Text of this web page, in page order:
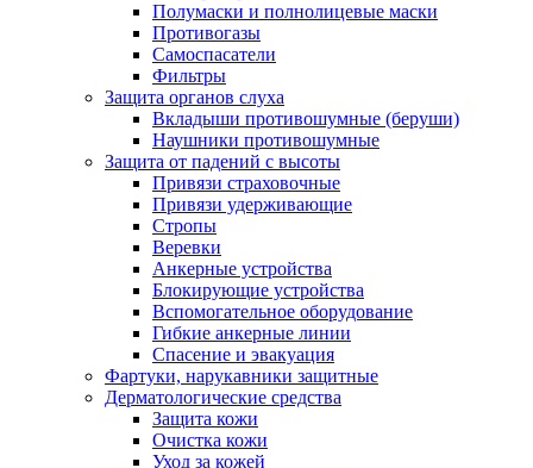
Полумаски и полнолицевые маски
Противогазы
Самоспасатели
Фильтры
Защита органов слуха
Вкладыши противошумные (беруши)
Наушники противошумные
Защита от падений с высоты
Привязи страховочные
Привязи удерживающие
Стропы
Веревки
Анкерные устройства
Блокирующие устройства
Вспомогательное оборудование
Гибкие анкерные линии
Спасение и эвакуация
Фартуки, нарукавники защитные
Дерматологические средства
Защита кожи
Очистка кожи
Уход за кожей